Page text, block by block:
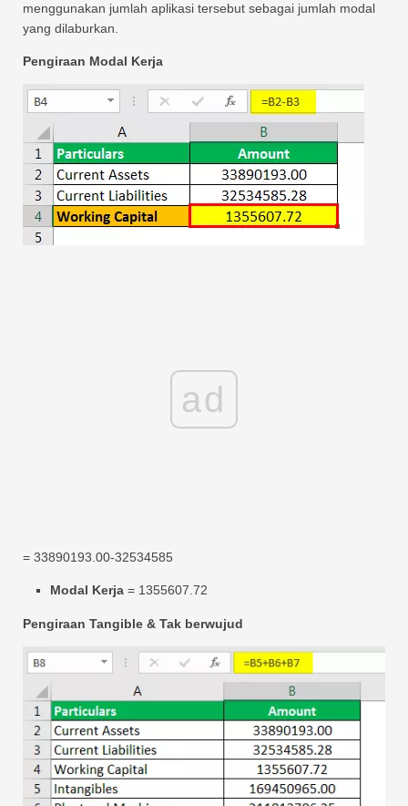
menggunakan jumlah aplikasi tersebut sebagai jumlah modal
yang dilaburkan.
Pengiraan Modal Kerja
ad
= 33890193.00-32534585
Modal Kerja = 1355607.72
Pengiraan Tangible & Tak berwujud